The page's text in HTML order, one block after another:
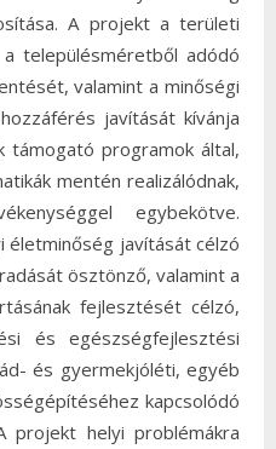
A projekt a területi
településméretből adódó
valamint a minőségi
javítását kívánja
támogató programok által,
mentén realizálódnak,
egybekötve.
életminőség javítását célzó
ösztönző, valamint a
fejlesztését célzó,
és egészségfejlesztési
és gyermekjóléti, egyéb
kapcsolódó
projekt helyi problémákra